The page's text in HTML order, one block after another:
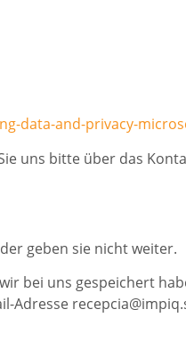
data-and-privacy-
uns bitte über das
geben sie nicht weiter.
bei uns gespeichert